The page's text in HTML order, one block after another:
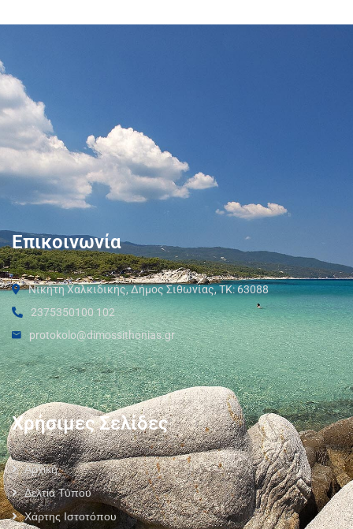
Επικοινωνία
Νικήτη Χαλκιδικής, Δήμος Σιθωνίας, ΤΚ: 63088
2375350100 102
protokolo@dimossithonias.gr
Χρήσιμες Σελίδες
Αρχική
Δελτία Τύπου
Χάρτης Ιστοτόπου